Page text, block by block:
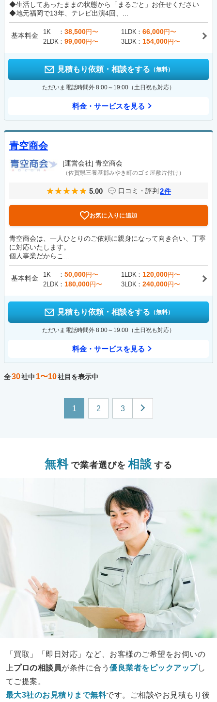
◆生活してあったままの状態から「まるごと」お任せください
◆地元福岡で13年、テレビ出演4回、...
基本料金 1K 38,500円〜 1LDK 66,000円〜
2LDK
99,000円〜 3LDK 154,000円〜
見積もり依頼・相談をする （無料）
ただいま電話時間外 8:00～19:00（土日祝も対応）
料金・サービスを見る
青空商会
[運営会社] 青空商会
（佐賀県三養基郡みやき町のゴミ屋敷片付け）
5.00 口コミ・評判 2件
お気に入りに追加
青空商会は、一人ひとりのご依頼に親身になって向き合い、丁寧
に対応いたします。
個人事業だからこ...
基本料金 1K 50,000円〜 1LDK 120,000円〜
2LDK
180,000円〜 3LDK 240,000円〜
見積もり依頼・相談をする （無料）
ただいま電話時間外 8:00～19:00（土日祝も対応）
料金・サービスを見る
全30社中 1〜10社目を表示中
1 2 3
無料 で業者選びを 相談 する
「買取」「即日対応」など、お客様のご希望をお伺いの
上プロの相談員が条件に合う優良業者をピックアップし
てご提案。
最大3社のお見積りまで無料です。ご相談やお見積もり後